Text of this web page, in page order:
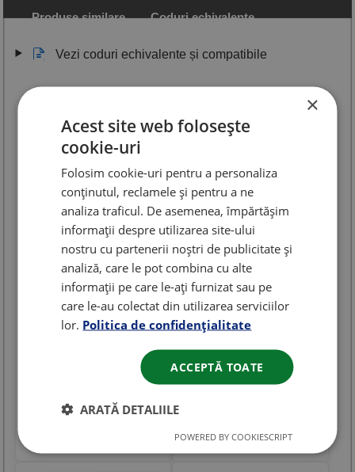
Produse similare Coduri echivalente
Vezi coduri echivalente și compatibile
Ulei Hidraulic Shell Tellus
S2 VX 46 20L Ulei
Hidraulic Hvlp 46
Ambalaj: 20L
Categorie: Ulei hidraulic
Viscozitate : HV 46
Ulei Hidraulic Shell Tellus
S2 MX 46 209L
Ambalaj: 209L
Categorie: Ulei hidraulic
Viscozitate
SHELL
6051.19 Lei
in stoc
×
Acest site web folosește
cookie-uri
Folosim cookie-uri pentru a personaliza
conținutul, reclamele și pentru a ne
analiza traficul. De asemenea, împărtășim
informații despre utilizarea site-ului
nostru cu partenerii noștri de publicitate și
analiză, care le pot combina cu alte
informații pe care le-ați furnizat sau pe
care le-au colectat din utilizarea serviciilor
lor. Politica de confidențialitate
ACCEPTĂ TOATE
ARATĂ DETALIILE
POWERED BY COOKIESCRIPT